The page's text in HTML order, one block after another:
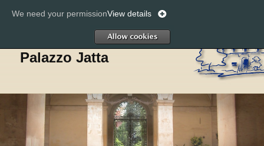
Palazzo Jatta
We need your permissionView details